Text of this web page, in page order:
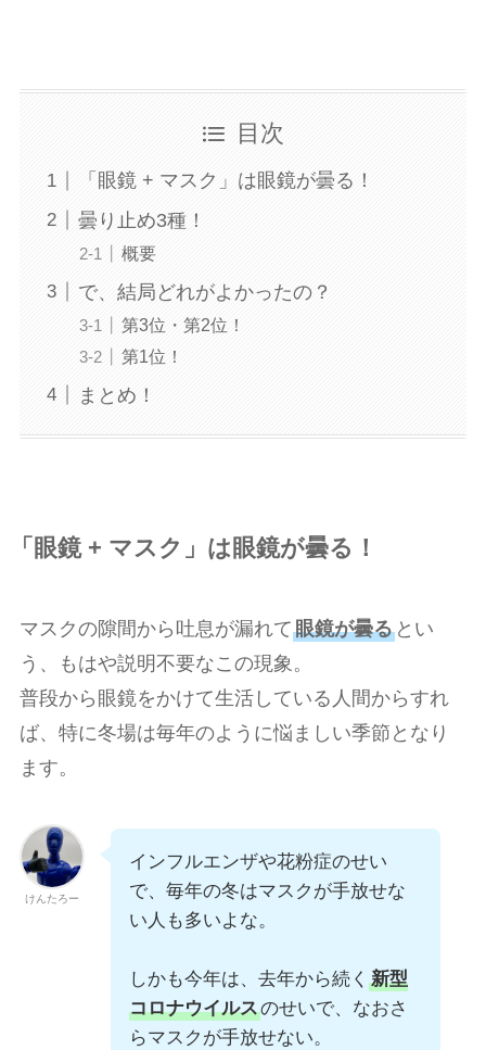
目次
「眼鏡 + マスク」は眼鏡が曇る！
曇り止め3種！
概要
で、結局どれがよかったの？
第3位・第2位！
第1位！
まとめ！
「眼鏡 + マスク」は眼鏡が曇る！
マスクの隙間から吐息が漏れて眼鏡が曇るとい
う、もはや説明不要なこの現象。
普段から眼鏡をかけて生活している人間からすれ
ば、特に冬場は毎年のように悩ましい季節となり
ます。
けんたろー
インフルエンザや花粉症のせい
で、毎年の冬はマスクが手放せな
い人も多いよな。
しかも今年は、去年から続く 新型
コロナウイルスのせいで、なおさ
らマスクが手放せない。